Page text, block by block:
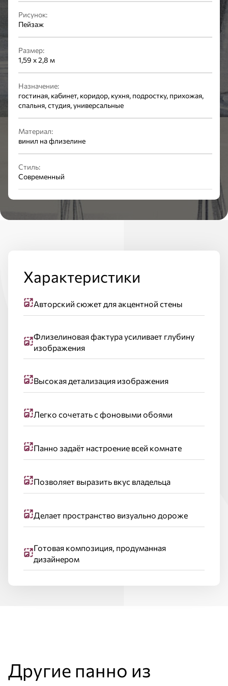
Рисунок:
Пейзаж
Размер:
1,59 x 2,8 м
Назначение:
гостиная, кабинет, коридор, кухня, подростку, прихожая,
спальня, студия, универсальные
Материал:
винил на флизелине
Стиль:
Современный
Характеристики
Авторский сюжет для акцентной стены
Флизелиновая фактура усиливает глубину
изображения
Высокая детализация изображения
Легко сочетать с фоновыми обоями
Панно задаёт настроение всей комнате
Позволяет выразить вкус владельца
Делает пространство визуально дороже
Готовая композиция, продуманная
дизайнером
Другие панно из